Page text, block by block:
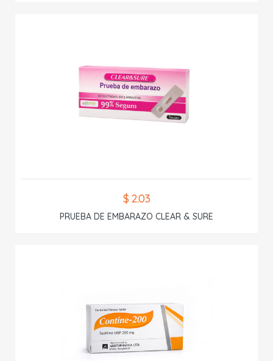
$ 2.03
PRUEBA DE EMBARAZO CLEAR & SURE